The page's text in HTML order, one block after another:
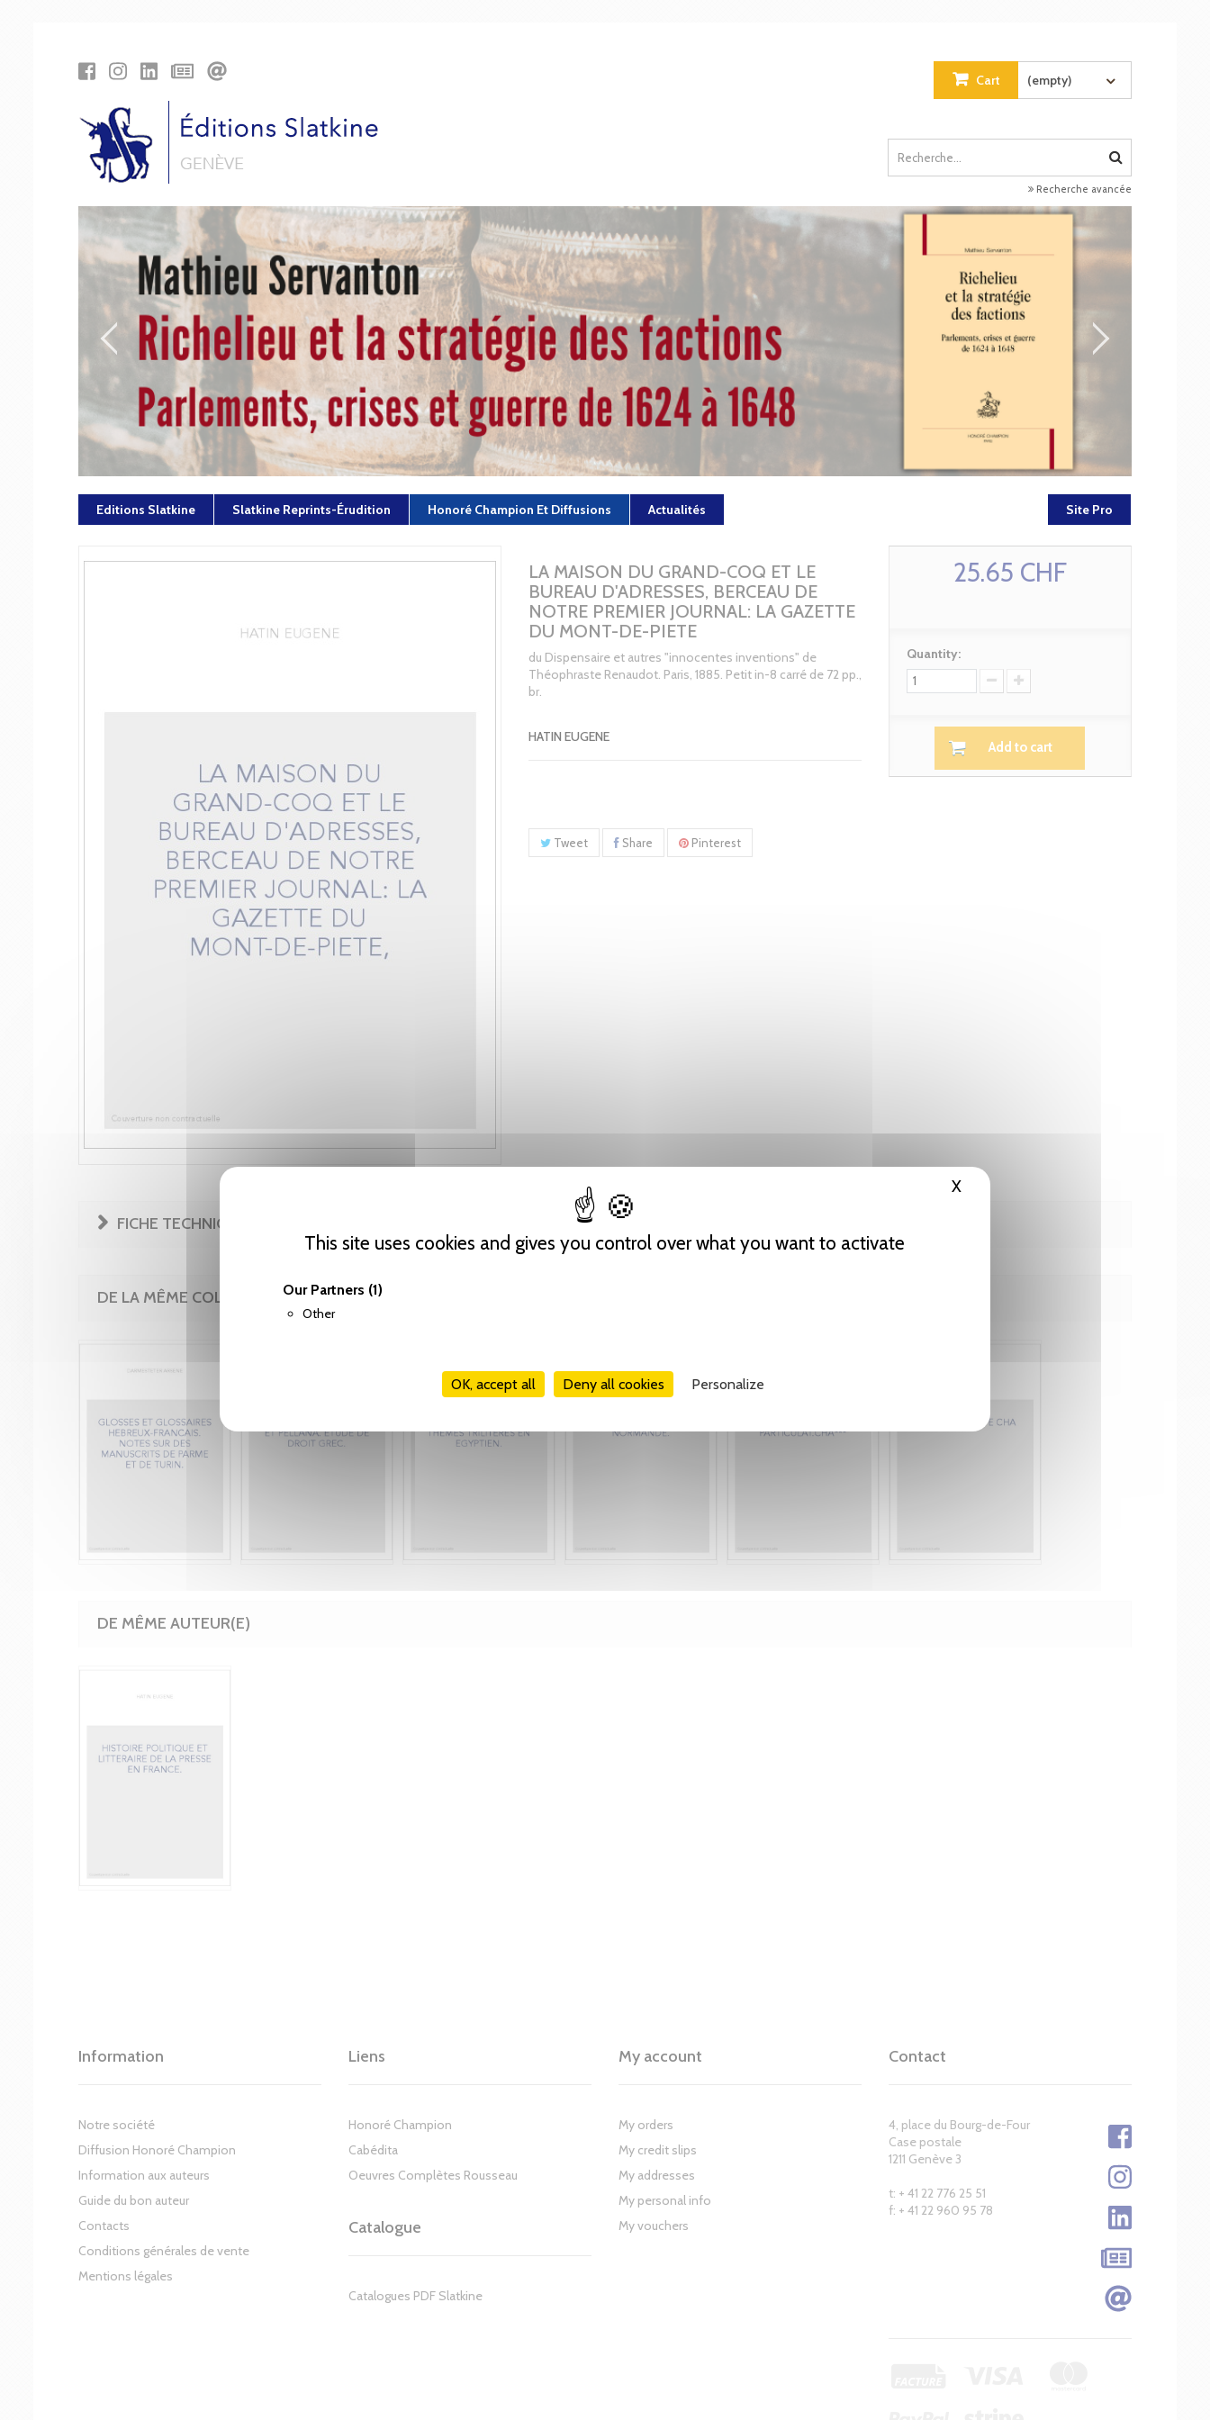
This site uses cookies and gives you control over what you want to activate
Our Partners (1)
Other
OK, accept all Deny all cookies Personalize
X Hide cookie banner
Cart (empty)
Recherche avancée
Editions Slatkine Slatkine Reprints-Érudition Honoré Champion Et Diffusions Actualités Site Pro
LA MAISON DU GRAND-COQ ET LE
BUREAU D'ADRESSES, BERCEAU DE
NOTRE PREMIER JOURNAL: LA GAZETTE
DU MONT-DE-PIETE
du Dispensaire et autres "innocentes inventions" de
Théophraste Renaudot. Paris, 1885. Petit in-8 carré de 72 pp.,
br.
HATIN EUGENE
Tweet Share Pinterest
25.65 CHF
Quantity:
Add to cart
FICHE TECHNIQUE
DE LA MÊME COLLECTION
DE MÊME AUTEUR(E)
Information
Notre société
Diffusion Honoré Champion
Information aux auteurs
Guide du bon auteur
Contacts
Conditions générales de vente
Mentions légales
Liens
Honoré Champion
Cabédita
Oeuvres Complètes Rousseau
Catalogue
Catalogues PDF Slatkine
My account
My orders
My credit slips
My addresses
My personal info
My vouchers
Contact
4, place du Bourg-de-Four
Case postale
1211 Genève 3
t: + 41 22 776 25 51
f: + 41 22 960 95 78